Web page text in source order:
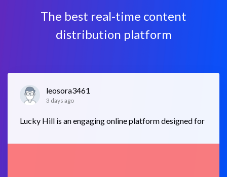
The best real-time content
distribution platform
leosora3461
3 days ago
Lucky Hill is an engaging online platform designed for